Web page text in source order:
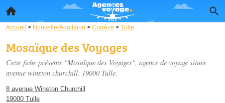
Accueil > Nouvelle-Aquitaine > Corrèze > Tulle
Mosaïque des Voyages
Cette fiche présente "Mosaïque des Voyages", agence de voyage située
avenue winston churchill, 19000 Tulle.
8 avenue Winston Churchill
19000 Tulle